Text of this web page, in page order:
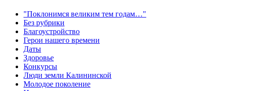
"Поклонимся великим тем годам…"
Без рубрики
Благоустройство
Герои нашего времени
Даты
Здоровье
Конкурсы
Люди земли Калининской
Молодое поколение